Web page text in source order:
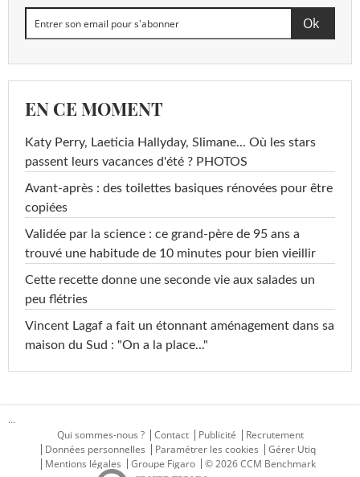
EN CE MOMENT
Katy Perry, Laeticia Hallyday, Slimane... Où les stars
passent leurs vacances d'été ? PHOTOS
Avant-après : des toilettes basiques rénovées pour être
copiées
Validée par la science : ce grand-père de 95 ans a
trouvé une habitude de 10 minutes pour bien vieillir
Cette recette donne une seconde vie aux salades un
peu flétries
Vincent Lagaf a fait un étonnant aménagement dans sa
maison du Sud : "On a la place..."
...
Qui sommes-nous ?
Contact Publicité
Recrutement
Données personnelles
Paramétrer les cookies
Gérer Utiq
Mentions légales
Groupe Figaro © 2026 CCM Benchmark